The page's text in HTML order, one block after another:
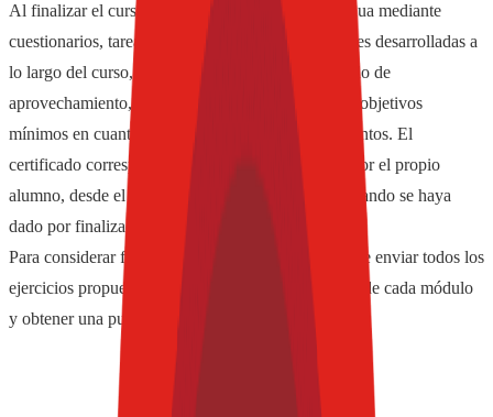
Al finalizar el curso, gracias a la evaluación continua mediante
cuestionarios, tareas, ejercicios y/o autoevaluaciones desarrolladas a
lo largo del curso, el alumno obtendrá un certificado de
aprovechamiento, siempre que haya alcanzado los objetivos
mínimos en cuanto a trabajo, esfuerzo y conocimientos. El
certificado correspondiente podrá ser descargado por el propio
alumno, desde el aula virtual y en formato PDF, cuando se haya
dado por finalizada la actividad formativa.
Para considerar finalizado el curso con éxito se debe enviar todos los
ejercicios propuestos, realizar las autoevaluaciones de cada módulo
y obtener una puntuación media superior al 75%